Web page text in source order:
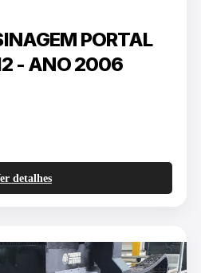
PORTAL
- ANO 2006
detalhes